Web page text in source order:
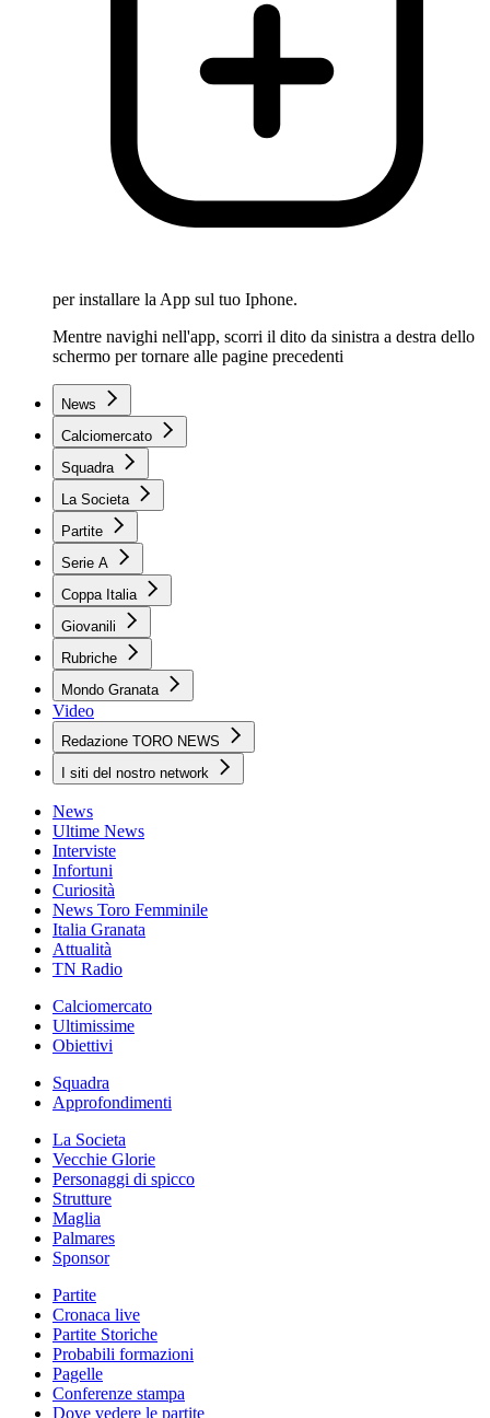
per installare la App sul tuo Iphone.
Mentre navighi nell'app, scorri il dito da sinistra a destra dello
schermo per tornare alle pagine precedenti
News
Calciomercato
Squadra
La Societa
Partite
Serie A
Coppa Italia
Giovanili
Rubriche
Mondo Granata
Video
Redazione TORO NEWS
I siti del nostro network
News
Ultime News
Interviste
Infortuni
Curiosità
News Toro Femminile
Italia Granata
Attualità
TN Radio
Calciomercato
Ultimissime
Obiettivi
Squadra
Approfondimenti
La Societa
Vecchie Glorie
Personaggi di spicco
Strutture
Maglia
Palmares
Sponsor
Partite
Cronaca live
Partite Storiche
Probabili formazioni
Pagelle
Conferenze stampa
Dove vedere le partite